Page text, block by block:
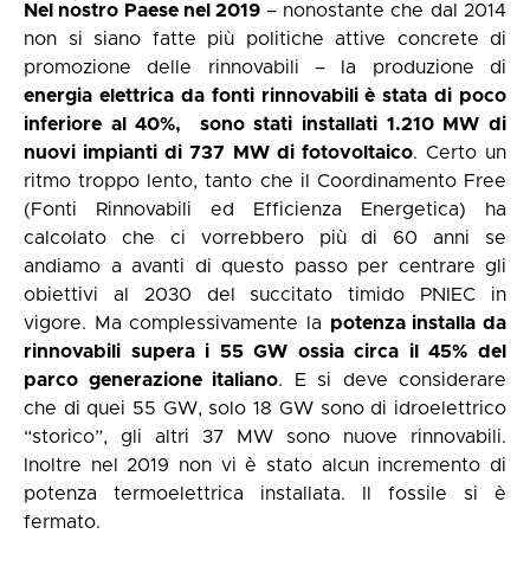
Nel nostro Paese nel 2019 – nonostante che dal 2014
non si siano fatte più politiche attive concrete di
promozione delle rinnovabili – la produzione di
energia elettrica da fonti rinnovabili è stata di poco
inferiore al 40%,
sono stati installati 1.210 MW di
nuovi impianti di 737 MW di fotovoltaico. Certo un
ritmo troppo lento, tanto che il Coordinamento Free
(Fonti Rinnovabili ed Efficienza Energetica) ha
calcolato che ci vorrebbero più di 60 anni se
andiamo a avanti di questo passo per centrare gli
obiettivi al 2030 del succitato timido PNIEC in
vigore. Ma complessivamente la potenza installa da
rinnovabili supera i 55 GW ossia circa il 45% del
parco generazione italiano. E si deve considerare
che di quei 55 GW, solo 18 GW sono di idroelettrico
“storico”, gli altri 37 MW sono nuove rinnovabili.
Inoltre nel 2019 non vi è stato alcun incremento di
potenza termoelettrica installata. Il fossile si è
fermato.